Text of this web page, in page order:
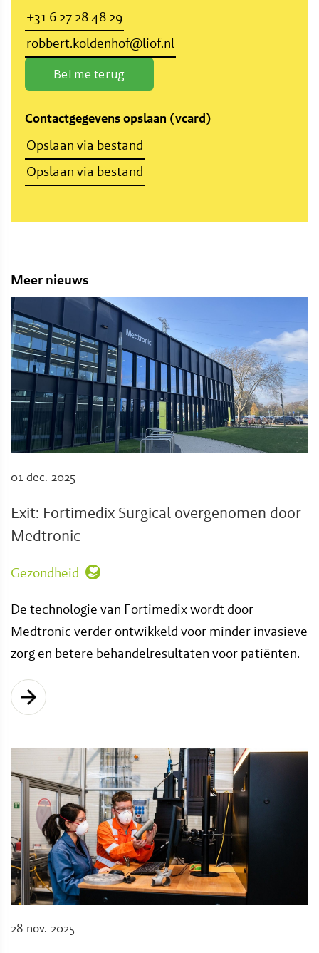
+31 6 27 28 48 29
robbert.koldenhof@liof.nl
Bel me terug
Contactgegevens opslaan (vcard)
Opslaan via bestand
Opslaan via bestand
Meer nieuws
Exit: Fortimedix Surgical overgenomen door
Medtronic
01 dec. 2025
Gezondheid
De technologie van Fortimedix wordt door
Medtronic verder ontwikkeld voor minder invasieve
zorg en betere behandelresultaten voor patiënten.
28 nov. 2025